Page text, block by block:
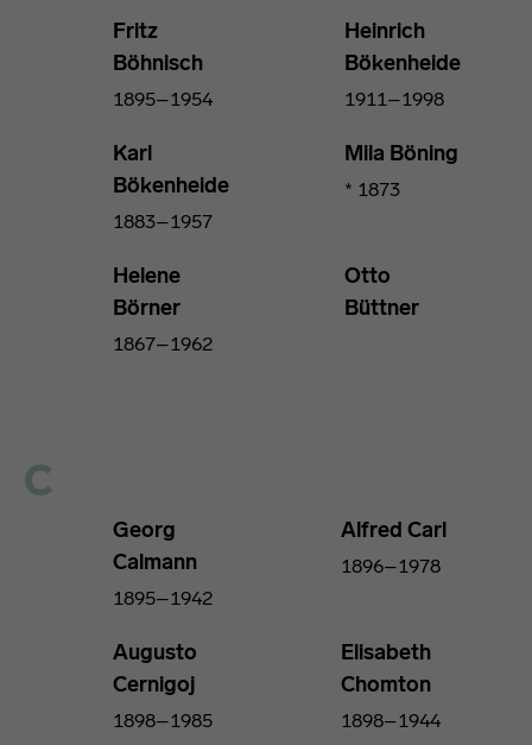
Fritz
Böhnisch
1895–1954
Heinrich
Bökenheide
1911–1998
Karl
Bökenheide
1883–1957
Mila Böning
* 1873
Helene
Börner
1867–1962
Otto
Büttner
C
Georg
Calmann
1895–1942
Alfred Carl
1896–1978
Augusto
Cernigoj
1898–1985
Elisabeth
Chomton
1898–1944